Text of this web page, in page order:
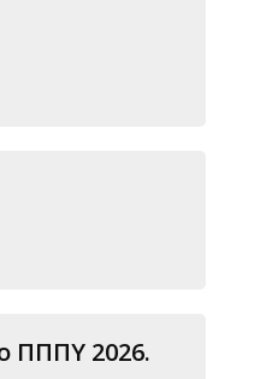
ΠΠΠΥ 2026.